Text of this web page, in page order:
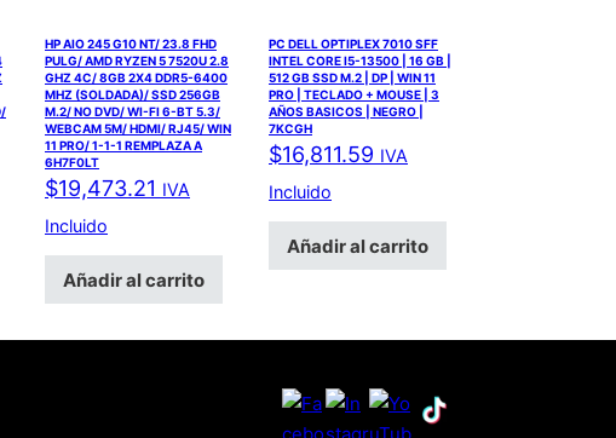
HP AIO 245 G10 NT/ 23.8 FHD
PULG/ AMD RYZEN 5 7520U 2.8
GHZ 4C/ 8GB 2X4 DDR5-6400
MHZ (SOLDADA)/ SSD 256GB
M.2/ NO DVD/ WI-FI 6-BT 5.3/
WEBCAM 5M/ HDMI/ RJ45/ WIN
11 PRO/ 1-1-1 REMPLAZA A
6H7F0LT
$19,473.21 IVA
Incluido
Añadir al carrito
PC DELL OPTIPLEX 7010 SFF
INTEL CORE I5-13500 | 16 GB |
512 GB SSD M.2 | DP | WIN 11
PRO | TECLADO + MOUSE | 3
AÑOS BASICOS | NEGRO |
7KCGH
$16,811.59 IVA
Incluido
Añadir al carrito